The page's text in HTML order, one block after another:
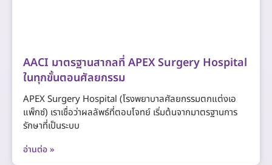
AACI มาตรฐานสากลที่ APEX Surgery Hospital
ในทุกขั้นตอนศัลยกรรม
APEX Surgery Hospital (โรงพยาบาลศัลยกรรมตกแต่งเอ
แพ็กซ์) เราเชื่อว่าผลลัพธ์ที่ตอบโจทย์ เริ่มต้นจากมาตรฐานการ
รักษาที่เป็นระบบ
อ่านต่อ »